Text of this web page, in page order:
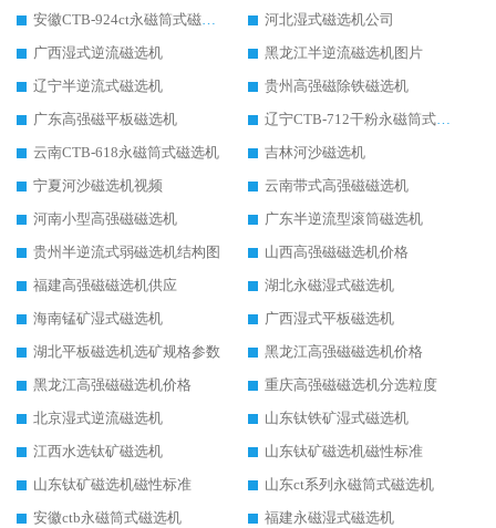
安徽CTB-924ct永磁筒式磁选机
河北湿式磁选机公司
广西湿式逆流磁选机
黑龙江半逆流磁选机图片
辽宁半逆流式磁选机
贵州高强磁除铁磁选机
广东高强磁平板磁选机
辽宁CTB-712干粉永磁筒式磁选机
云南CTB-618永磁筒式磁选机
吉林河沙磁选机
宁夏河沙磁选机视频
云南带式高强磁磁选机
河南小型高强磁磁选机
广东半逆流型滚筒磁选机
贵州半逆流式弱磁选机结构图
山西高强磁磁选机价格
福建高强磁磁选机供应
湖北永磁湿式磁选机
海南锰矿湿式磁选机
广西湿式平板磁选机
湖北平板磁选机选矿规格参数
黑龙江高强磁磁选机价格
黑龙江高强磁磁选机价格
重庆高强磁磁选机分选粒度
北京湿式逆流磁选机
山东钛铁矿湿式磁选机
江西水选钛矿磁选机
山东钛矿磁选机磁性标准
山东钛矿磁选机磁性标准
山东ct系列永磁筒式磁选机
安徽ctb永磁筒式磁选机
福建永磁湿式磁选机